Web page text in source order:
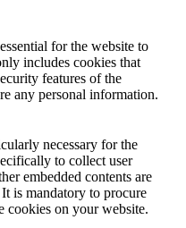
for the website to
includes cookies that
features of the
any personal information.
necessary for the
to collect user
embedded contents are
is mandatory to procure
cookies on your website.